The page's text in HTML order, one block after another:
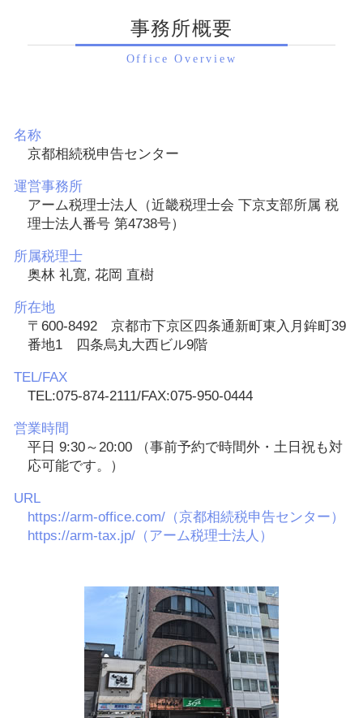
事務所概要
Office Overview
名称
京都相続税申告センター
運営事務所
アーム税理士法人（近畿税理士会 下京支部所属 税
理士法人番号 第4738号）
所属税理士
奥林 礼寛, 花岡 直樹
所在地
〒600-8492 京都市下京区四条通新町東入月鉾町39
番地1 四条烏丸大西ビル9階
TEL/FAX
TEL:075-874-2111/FAX:075-950-0444
営業時間
平日 9:30～20:00 （事前予約で時間外・土日祝も対
応可能です。）
URL
https://arm-office.com/（京都相続税申告センター）
https://arm-tax.jp/（アーム税理士法人）